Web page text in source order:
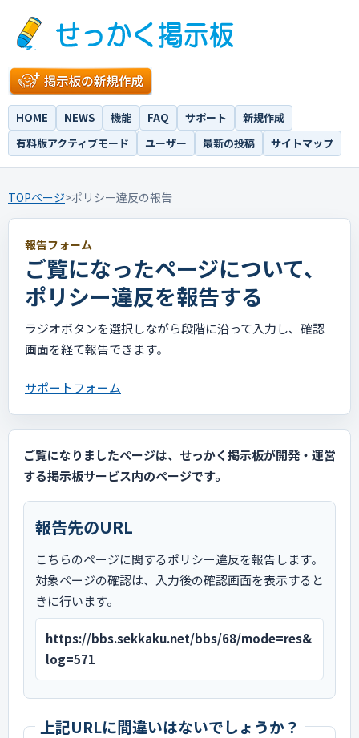
HOME NEWS 機能 FAQ サポート
新規作成
有料版アクティブモード
ユーザー 最新の投稿 サイトマップ
TOPページ>ポリシー違反の報告
報告フォーム
ご覧になったページについて、
ポリシー違反を報告する
ラジオボタンを選択しながら段階に沿って入力し、確認
画面を経て報告できます。
サポートフォーム
ご覧になりましたページは、せっかく掲示板が開発・運営
する掲示板サービス内のページです。
報告先のURL
こちらのページに関するポリシー違反を報告します。
対象ページの確認は、入力後の確認画面を表示すると
きに行います。
https://bbs.sekkaku.net/bbs/68/mode=res&
log=571
上記URLに間違いはないでしょうか？